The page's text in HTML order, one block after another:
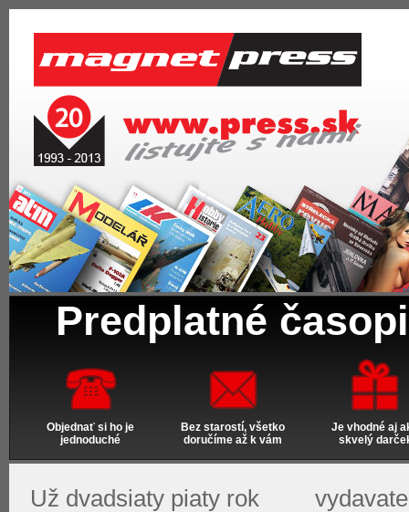
Predplatné
Objednať si ho je
jednoduché
Bez starostí, všetko
doručíme až k vám
Je vhodné aj
skvelý
Už dvadsiaty piaty rok